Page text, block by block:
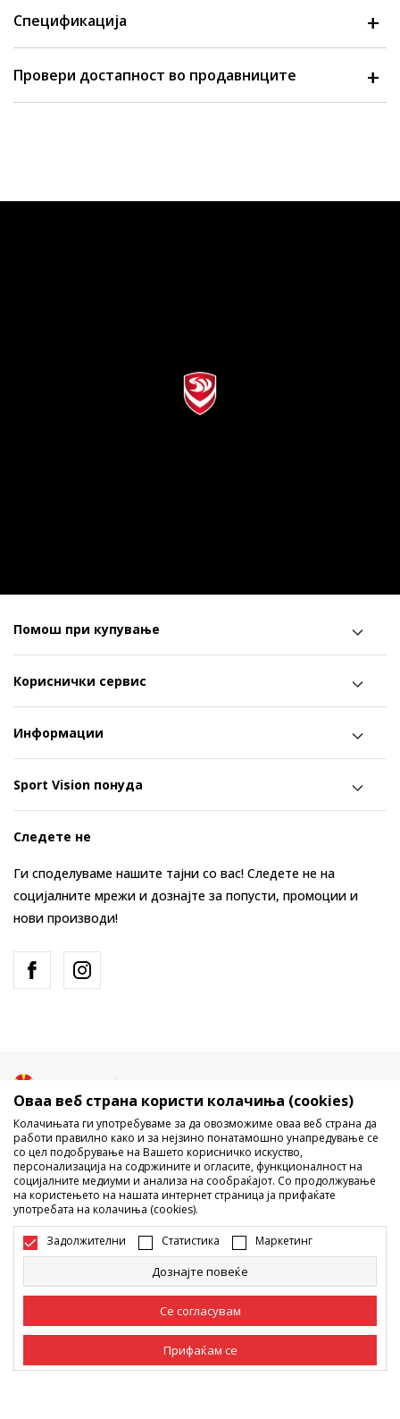
Спецификација
Провери достапност во продавниците
Помош при купување
Кориснички сервис
Информации
Sport Vision понуда
Следете не
Ги споделуваме нашите тајни со вас! Следете не на
социјалните мрежи и дознајте за попусти, промоции и
нови производи!
Не е дозволено превземање или користење на содржината од
интернет страните на Sport Vision, делумно или целосно a се
однесува на логоа, трговски марки, комерцијални содржини, ниту
истите да се отстапуваат на трети лица, јавно да се објавуваат или да
се користат за било какви цели, без писмена согласност од БДС.МК
ДООЕЛ.
Настојуваме да бидеме што попрецизни во описот на производот,
фотографијата и самата цена, но не можеме да гарантираме дака
сите информации се комплетни и без грешка. Сите прикажани
производи на сајтот се дел од нашата понуда, но не се подразбира
дека мораат да се достапни во секој момент. Достапноста на
Оваа веб страна користи колачиња (cookies)
Колачињата ги употребуваме за да овозможиме оваа веб страна да
работи правилно како и за нејзино понатамошно унапредување се
со цел подобрување на Вашето корисничко искуство,
персонализација на содржините и огласите, функционалност на
социјалните медиуми и анализа на сообраќајот. Со продолжување
на користењето на нашата интернет страница ја прифаќате
употребата на колачиња (cookies).
Задолжителни Статистика Маркетинг
Дознајте повеќе
Се согласувам
Прифаќам се